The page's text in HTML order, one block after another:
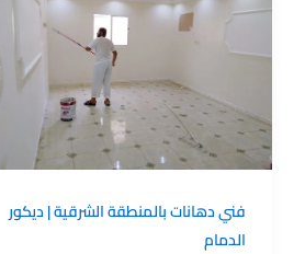
فني دهانات بالمنطقة الشرقية | ديكور
الدمام